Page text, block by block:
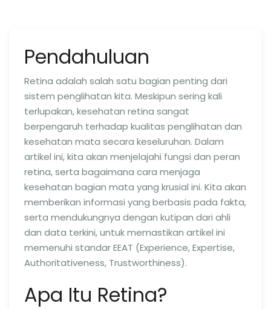
Pendahuluan
Retina adalah salah satu bagian penting dari
sistem penglihatan kita. Meskipun sering kali
terlupakan, kesehatan retina sangat
berpengaruh terhadap kualitas penglihatan dan
kesehatan mata secara keseluruhan. Dalam
artikel ini, kita akan menjelajahi fungsi dan peran
retina, serta bagaimana cara menjaga
kesehatan bagian mata yang krusial ini. Kita akan
memberikan informasi yang berbasis pada fakta,
serta mendukungnya dengan kutipan dari ahli
dan data terkini, untuk memastikan artikel ini
memenuhi standar EEAT (Experience, Expertise,
Authoritativeness, Trustworthiness).
Apa Itu Retina?